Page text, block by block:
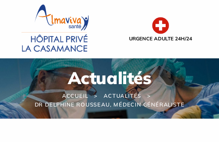
URGENCE ADULTE 24H/24
Actualités
ACCUEIL
ACTUALITÉS
DR DELPHINE ROUSSEAU, MÉDECIN GÉNÉRALISTE
Panneau de gestion des cookies